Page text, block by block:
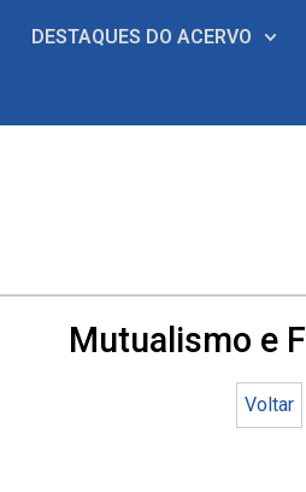
DESTAQUES DO ACERVO
Mutualismo e
Voltar